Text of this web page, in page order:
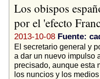
Los obispos
por el 'efecto
2013-10-08 Fuente:
El secretario general y
a dar un nuevo impulso
precisado, aunque esta
los nuncios y los